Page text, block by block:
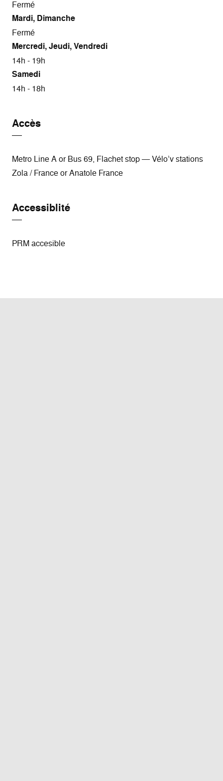
Fermé
Mardi, Dimanche
Fermé
Mercredi, Jeudi, Vendredi
14h - 19h
Samedi
14h - 18h
Accès
Metro Line A or Bus 69, Flachet stop — Vélo’v stations
Zola / France or Anatole France
Accessiblité
PRM accesible